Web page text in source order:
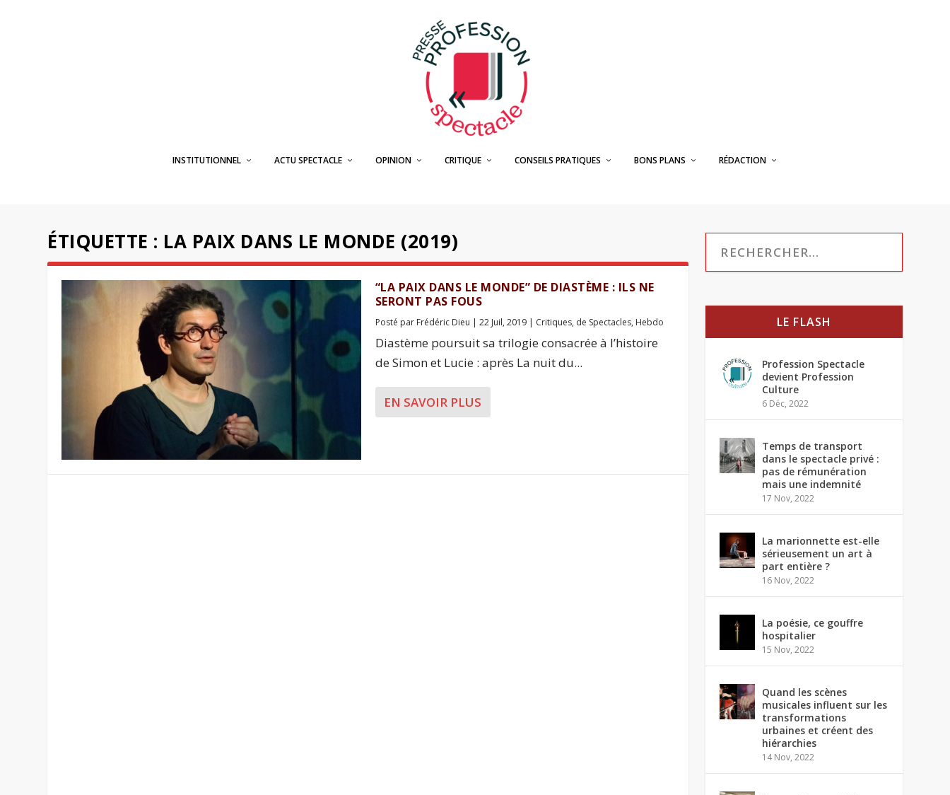
INSTITUTIONNEL ACTU SPECTACLE OPINION CRITIQUE CONSEILS PRATIQUES BONS PLANS RÉDACTION
ÉTIQUETTE : LA PAIX DANS LE MONDE (2019)
“LA PAIX DANS LE MONDE” DE DIASTÈME : ILS NE
SERONT PAS FOUS
Posté par Frédéric Dieu | 22 Juil, 2019| Critiques, de Spectacles, Hebdo
Diastème poursuit sa trilogie consacrée à l’histoire
de Simon et Lucie : après La nuit du...
EN SAVOIR PLUS
LE FLASH
Profession Spectacle
devient Profession
Culture
6 Déc, 2022
Temps de transport
dans le spectacle privé :
pas de rémunération
mais une indemnité
17 Nov, 2022
La marionnette est-elle
sérieusement un art à
part entière ?
16 Nov, 2022
La poésie, ce gouffre
hospitalier
15 Nov, 2022
Quand les scènes
musicales influent sur les
transformations
urbaines et créent des
hiérarchies
14 Nov, 2022